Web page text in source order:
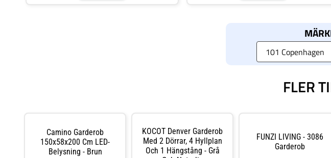
FLER
Camino Garderob
150x58x200 Cm LED-
Belysning - Brun
KOCOT Denver Garderob
Med 2 Dörrar, 4 Hyllplan
Och 1 Hängstång - Grå
FUNZI LIVING - 3086
Garderob